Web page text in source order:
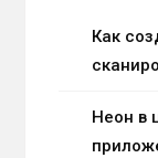
Как
Неон в